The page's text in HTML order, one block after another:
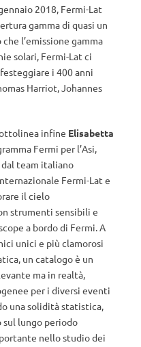
2018, Fermi-Lat
gamma di quasi un
l’emissione gamma
solari, Fermi-Lat ci
i 400 anni
Harriot, Johannes
infine Elisabetta
Fermi per l’Asi,
team italiano
Fermi-Lat e
il cielo
strumenti sensibili e
a bordo di Fermi. A
unici e più clamorosi
un catalogo è un
ma in realtà,
per i diversi eventi
una solidità statistica,
lungo periodo
nello studio dei